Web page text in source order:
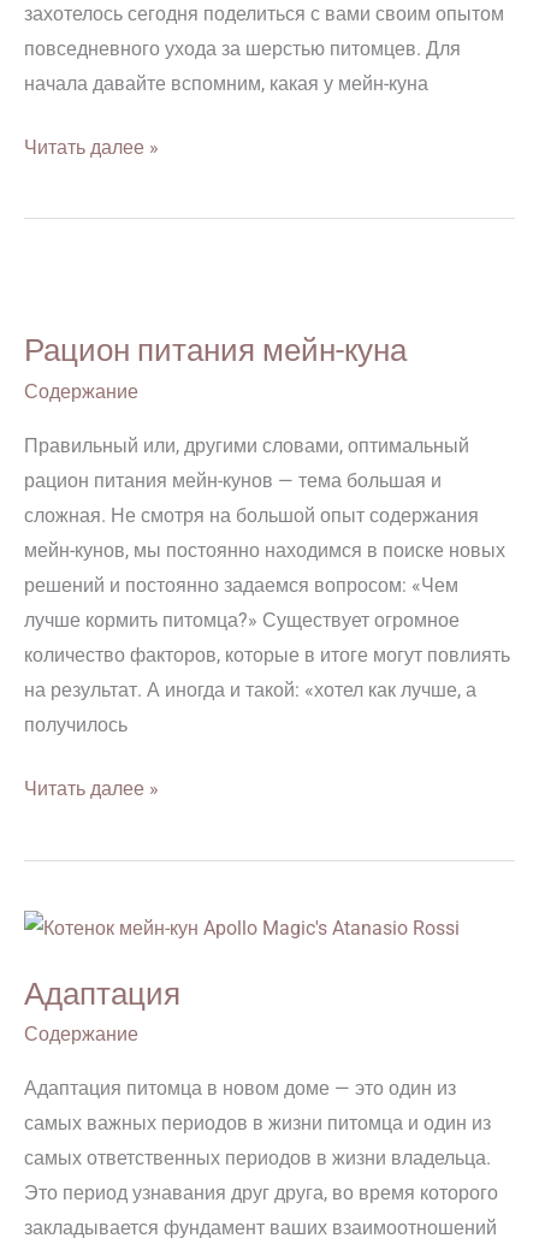
захотелось сегодня поделиться с вами своим опытом
повседневного ухода за шерстью питомцев. Для
начала давайте вспомним, какая у мейн-куна
Читать далее »
Рацион питания мейн-куна
Содержание
Правильный или, другими словами, оптимальный
рацион питания мейн-кунов — тема большая и
сложная. Не смотря на большой опыт содержания
мейн-кунов, мы постоянно находимся в поиске новых
решений и постоянно задаемся вопросом: «Чем
лучше кормить питомца?» Существует огромное
количество факторов, которые в итоге могут повлиять
на результат. А иногда и такой: «хотел как лучше, а
получилось
мейн-
куна
Читать далее »
Адаптация
Содержание
Адаптация питомца в новом доме — это один из
самых важных периодов в жизни питомца и один из
самых ответственных периодов в жизни владельца.
Это период узнавания друг друга, во время которого
закладывается фундамент ваших взаимоотношений
Адаптация